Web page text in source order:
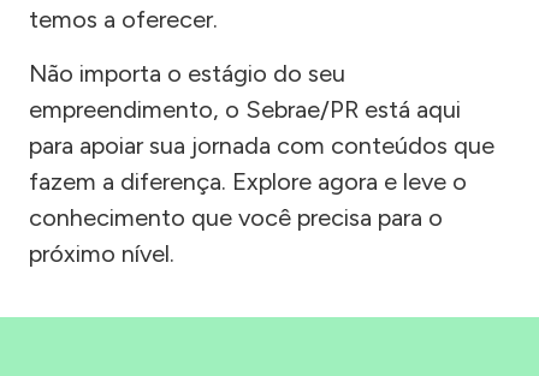
temos a oferecer.
Não importa o estágio do seu
empreendimento, o Sebrae/PR está aqui
para apoiar sua jornada com conteúdos que
fazem a diferença. Explore agora e leve o
conhecimento que você precisa para o
próximo nível.